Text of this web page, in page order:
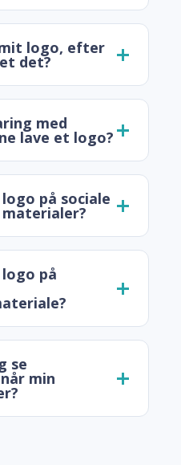
logo, efter
det?
med
lave et logo?
på sociale
på
se
min